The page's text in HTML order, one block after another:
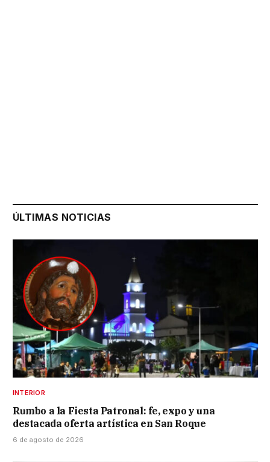
ÚLTIMAS NOTICIAS
INTERIOR
Rumbo a la Fiesta Patronal: fe, expo y una
destacada oferta artística en San Roque
6 de agosto de 2026